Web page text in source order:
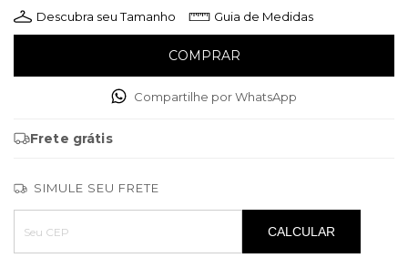
Descubra seu Tamanho Guia de Medidas
Compartilhe por WhatsApp
Frete grátis
SIMULE SEU FRETE
Entregas para o CEP:
ALTERAR CEP
CALCULAR